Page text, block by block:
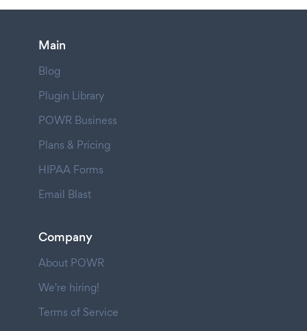
Main
Blog
Plugin Library
POWR Business
Plans & Pricing
HIPAA Forms
Email Blast
Company
About POWR
We're hiring!
Terms of Service